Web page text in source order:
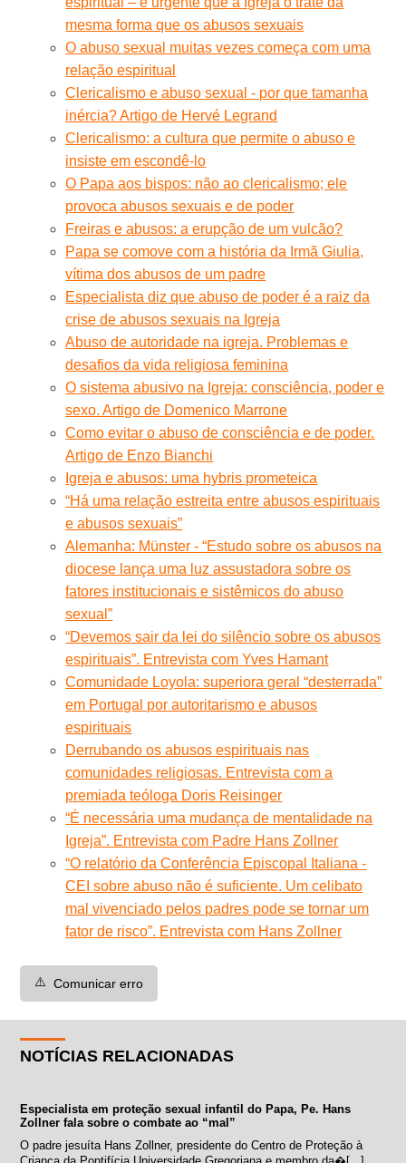
mesma forma que os abusos sexuais
O abuso sexual muitas vezes começa com uma
relação espiritual
Clericalismo e abuso sexual - por que tamanha
inércia? Artigo de Hervé Legrand
Clericalismo: a cultura que permite o abuso e
insiste em escondê-lo
O Papa aos bispos: não ao clericalismo; ele
provoca abusos sexuais e de poder
Freiras e abusos: a erupção de um vulcão?
Papa se comove com a história da Irmã Giulia,
vítima dos abusos de um padre
Especialista diz que abuso de poder é a raiz da
crise de abusos sexuais na Igreja
Abuso de autoridade na igreja. Problemas e
desafios da vida religiosa feminina
O sistema abusivo na Igreja: consciência, poder e
sexo. Artigo de Domenico Marrone
Como evitar o abuso de consciência e de poder.
Artigo de Enzo Bianchi
Igreja e abusos: uma hybris prometeica
“Há uma relação estreita entre abusos espirituais
e abusos sexuais”
Alemanha: Münster - “Estudo sobre os abusos na
diocese lança uma luz assustadora sobre os
fatores institucionais e sistêmicos do abuso
sexual”
“Devemos sair da lei do silêncio sobre os abusos
espirituais”. Entrevista com Yves Hamant
Comunidade Loyola: superiora geral “desterrada”
em Portugal por autoritarismo e abusos
espirituais
Derrubando os abusos espirituais nas
comunidades religiosas. Entrevista com a
premiada teóloga Doris Reisinger
“É necessária uma mudança de mentalidade na
Igreja”. Entrevista com Padre Hans Zollner
“O relatório da Conferência Episcopal Italiana -
CEI sobre abuso não é suficiente. Um celibato
mal vivenciado pelos padres pode se tornar um
fator de risco”. Entrevista com Hans Zollner
⚠️ Comunicar erro
NOTÍCIAS RELACIONADAS
Especialista em proteção sexual infantil do Papa, Pe. Hans
Zollner fala sobre o combate ao “mal”
O padre jesuíta Hans Zollner, presidente do Centro de Proteção à